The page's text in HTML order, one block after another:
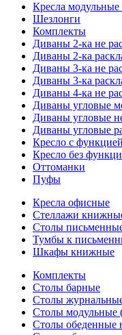
Кресла
Шезлонги
Комплекты
Диваны 2-ка не
Диваны 2-ка
Диваны 3-ка не
Диваны 3-ка
Диваны 4-ка не
Диваны угловые
Диваны угловые
Диваны угловые
Кресло с функцией
Кресло без
Оттоманки
Пуфы
Кресла офисные
Стеллажи
Столы
Тумбы к
Шкафы книжные
Комплекты
Столы барные
Столы
Столы модульные
Столы обеденные